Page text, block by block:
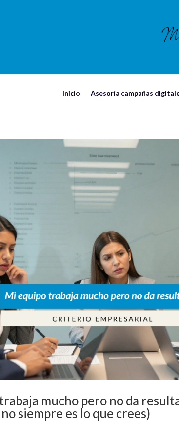
Inicio Asesorí­a campañas
mucho pero no da
siempre es lo que crees)